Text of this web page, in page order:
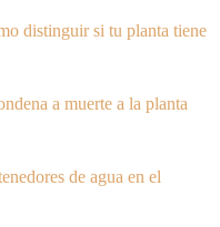
distinguir si tu planta tiene
a muerte a la planta
de agua en el